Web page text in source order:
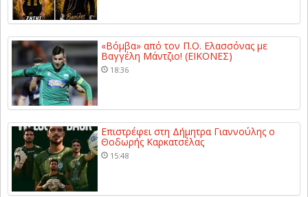
«Βόμβα» από τον Π.Ο. Ελασσόνας με
Βαγγέλη Μάντζιο! (ΕΙΚΟΝΕΣ)
18:36
Επιστρέφει στη Δήμητρα Γιαννούλης ο
Θοδωρής Καρκατσέλας
15:48